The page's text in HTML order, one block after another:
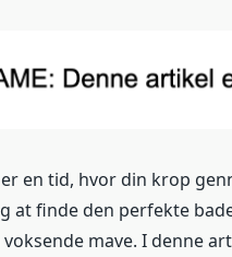
en tid, hvor din krop
at finde den perfekte
mave. I denne